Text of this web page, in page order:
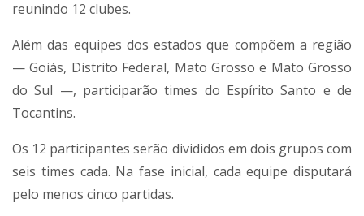
reunindo 12 clubes.
Além das equipes dos estados que compõem a região
— Goiás, Distrito Federal, Mato Grosso e Mato Grosso
do Sul —, participarão times do Espírito Santo e de
Tocantins.
Os 12 participantes serão divididos em dois grupos com
seis times cada. Na fase inicial, cada equipe disputará
pelo menos cinco partidas.